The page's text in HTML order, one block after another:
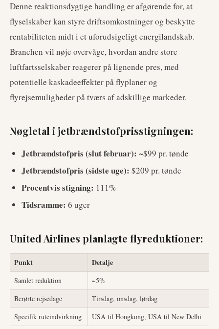
Denne reaktionsdygtige handling er afgørende for, at
flyselskaber kan styre driftsomkostninger og beskytte
rentabiliteten midt i et uforudsigeligt energilandskab.
Branchen vil nøje overvåge, hvordan andre store
luftfartsselskaber reagerer på lignende pres, med
potentielle kaskadeeffekter på flyplaner og
flyrejsemuligheder på tværs af adskillige markeder.
Nøgletal i jetbrændstofprisstigningen:
Jetbrændstofpris (slut februar): ~$99 pr. tønde
Jetbrændstofpris (sidste uge): $209 pr. tønde
Procentvis stigning: 111%
Tidsramme: 6 uger
United Airlines planlagte flyreduktioner:
Punkt Detalje
Samlet reduktion
~5%
Berørte rejsedage
Tirsdag, onsdag, lørdag
Specifik ruteindvirkning
USA til Hongkong, USA til New Delhi